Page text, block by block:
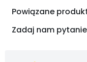
Powiązane
Zadaj nam pytanie